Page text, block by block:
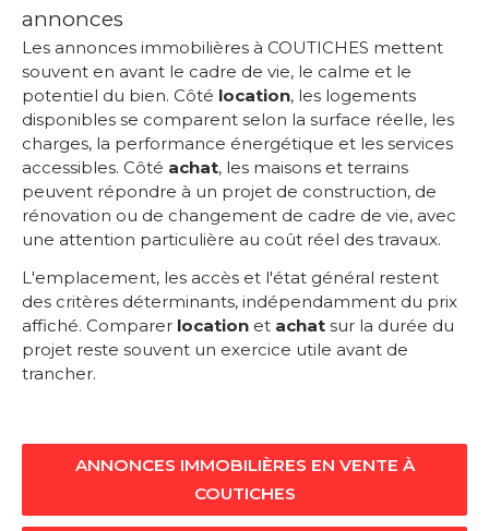
annonces
Les annonces immobilières à COUTICHES mettent
souvent en avant le cadre de vie, le calme et le
potentiel du bien. Côté location, les logements
disponibles se comparent selon la surface réelle, les
charges, la performance énergétique et les services
accessibles. Côté achat, les maisons et terrains
peuvent répondre à un projet de construction, de
rénovation ou de changement de cadre de vie, avec
une attention particulière au coût réel des travaux.
L'emplacement, les accès et l'état général restent
des critères déterminants, indépendamment du prix
affiché. Comparer location et achat sur la durée du
projet reste souvent un exercice utile avant de
trancher.
ANNONCES IMMOBILIÈRES EN VENTE À
COUTICHES